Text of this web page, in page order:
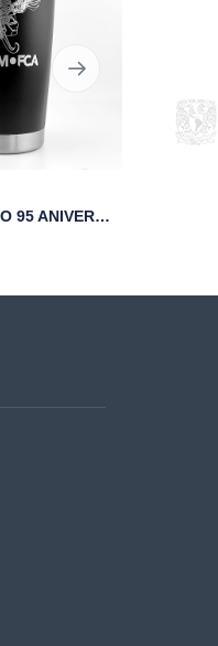
VASO TÉRMICO 95 ANIVERSARIO FCA UNAM NEGRO